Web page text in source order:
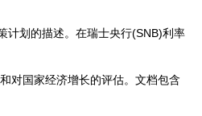
计划的描述。在瑞士央行(SNB)利率
对国家经济增长的评估。文档包含